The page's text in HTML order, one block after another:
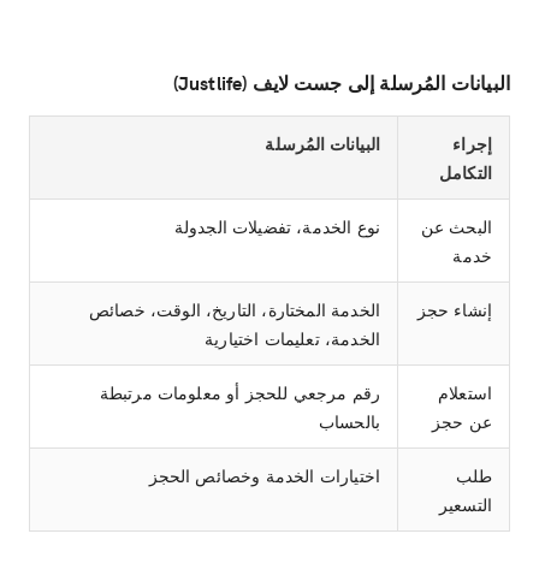
البيانات المُرسلة إلى جست لايف (Justlife)
إجراء
التكامل
البيانات المُرسلة
البحث عن
خدمة
نوع الخدمة، تفضيلات الجدولة
إنشاء حجز
الخدمة المختارة، التاريخ، الوقت، خصائص
الخدمة، تعليمات اختيارية
استعلام
عن حجز
رقم مرجعي للحجز أو معلومات مرتبطة
بالحساب
طلب
التسعير
اختيارات الخدمة وخصائص الحجز